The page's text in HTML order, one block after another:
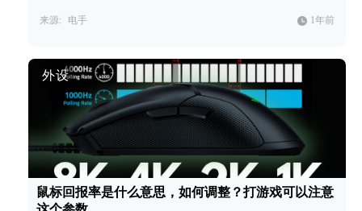
来源: 电手 1年前
外设
鼠标回报率是什么意思，如何调整？打游戏可以注意